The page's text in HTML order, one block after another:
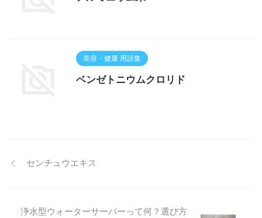
美容・健康 用語集
ベンゼトニウムクロリド
センチュウエキス
浄水型ウォーターサーバーって何？選び方